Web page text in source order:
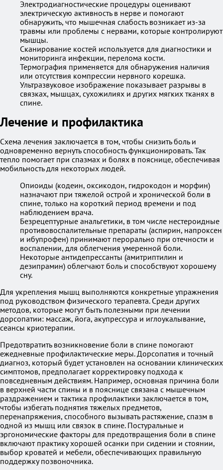
Электродиагностические процедуры оценивают
электрическую активность в нерве и помогают
обнаружить, что мышечная слабость возникает из-за
травмы или проблемы с нервами, которые контролируют
мышцы.
Сканирование костей используется для диагностики и
мониторинга инфекции, перелома кости.
Термография применяется для обнаружения наличия
или отсутствия компрессии нервного корешка.
Ультразвуковое изображение показывает разрывы в
связках, мышцах, сухожилиях и других мягких тканях в
спине.
Лечение и профилактика
Схема лечения заключается в том, чтобы снизить боль и
одновременно вернуть способность функционировать. Так
тепло помогает при спазмах и болях в пояснице, обеспечивая
мобильность для некоторых людей.
Опиоиды (кодеин, оксикодон, гидрокодон и морфин)
назначают при тяжелой острой и хронической боли в
спине, только на короткий период времени и под
наблюдением врача.
Безрецептурные анальгетики, в том числе нестероидные
противовоспалительные препараты (аспирин, напроксен
и ибупрофен) принимают перорально при отечности и
воспалении, для облегчения умеренной боли.
Некоторые антидепрессанты (амитриптилин и
дезипрамин) облегчают боль и способствуют хорошему
сну.
Для укрепления мышц выполняются конкретные упражнения
под руководством физического терапевта. Среди других
методов, которые могут быть полезными при лечении
дорсопатии: массаж, йога, акупрессура и иглоукалывание,
сеансы криотерапии.
Предотвратить возникновение боли в спине помогают
ежедневные профилактические меры. Дорсопатия и точный
диагноз, который будет установлен на основании клинических
симптомов, предполагает корректировку подхода к
повседневным действиям. Например, основная причина боли
в верхней части спины и в пояснице связана с мышечным
раздражением и тактика профилактики заключается в том,
чтобы избегать поднятия тяжелых предметов,
перенапряжения, способного вызывать растяжение, спазм в
одной из мышц или связок в спине. Постуральные и
эргономические факторы для предотвращения боли в спине
включают практику хорошей осанки при сидении и стоянии,
выбор кроватей и мебели, обеспечивающих правильную
поддержку позвоночника.